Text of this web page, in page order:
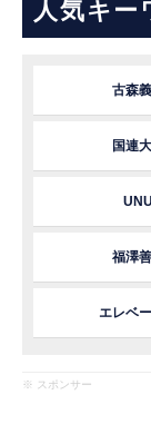
人気キー
古森
国連
UNU
福澤
エレベ
※ スポンサー